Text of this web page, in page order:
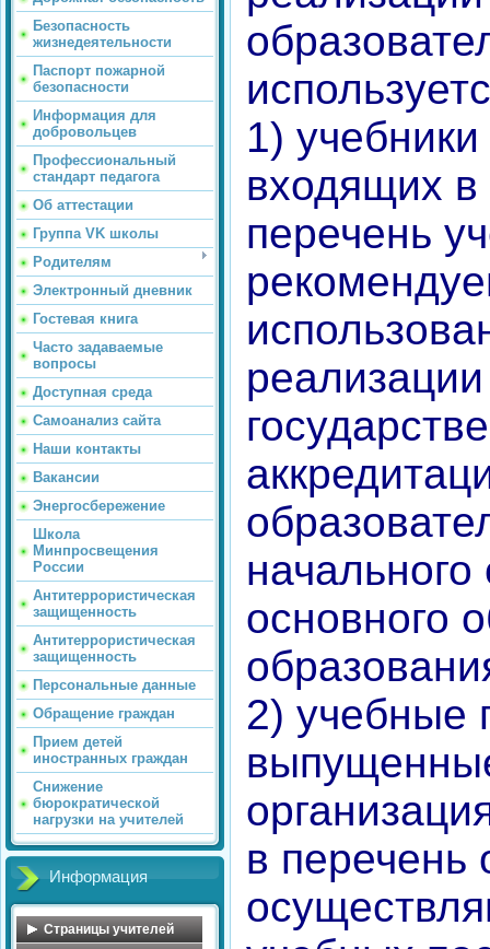
Безопасность
жизнедеятельности
Паспорт пожарной
безопасности
Информация для
добровольцев
Профессиональный
стандарт педагога
Об аттестации
Группа VK школы
Родителям
Электронный дневник
Гостевая книга
Часто задаваемые
вопросы
Доступная среда
Самоанализ сайта
Наши контакты
Вакансии
Энергосбережение
Школа
Минпросвещения
России
Антитеррористическая
защищенность
Антитеррористическая
защищенность
Персональные данные
Обращение граждан
Прием детей
иностранных граждан
Снижение
бюрократической
нагрузки на учителей
Информация
Страницы учителей
1)
входящих
перечень
основного
2) учебные
в перечень